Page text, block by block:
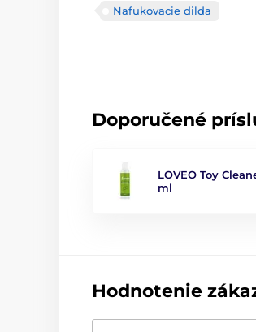
Nafukovacie dilda
Doporučené
LOVEO Toy
ml
Hodnotenie